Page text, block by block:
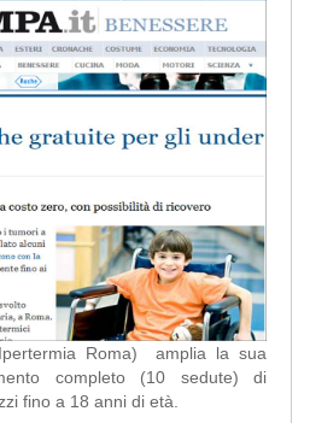
Roma) amplia la sua
completo (10 sedute) di
fino a 18 anni di età.